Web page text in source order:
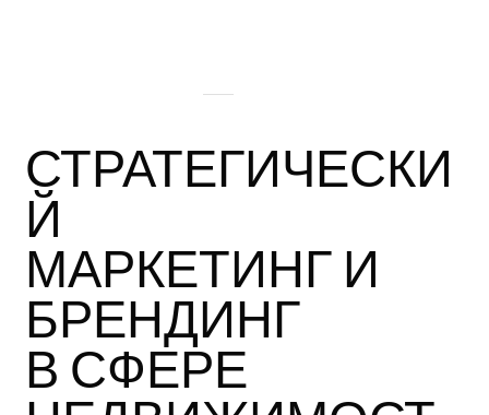
СТРАТЕГИЧЕСКИ
Й
МАРКЕТИНГ И
БРЕНДИНГ
В СФЕРЕ